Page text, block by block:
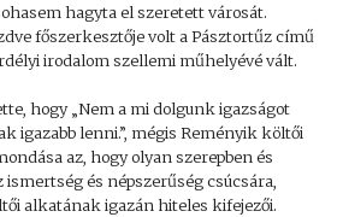
hagyta el szeretett városát.
főszerkesztője volt a Pásztortűz című
irodalom szellemi műhelyévé vált.
hogy „Nem a mi dolgunk igazságot
igazabb lenni.”, mégis Reményik költői
az, hogy olyan szerepben és
és népszerűség csúcsára,
alkatának igazán hiteles kifejezői.